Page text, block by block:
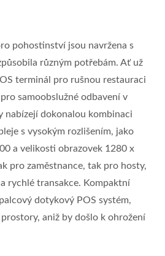
pohostinství jsou navržena s
různým potřebám. Ať už
terminál pro rušnou restauraci
samoobslužné odbavení v
nabízejí dokonalou kombinaci
s vysokým rozlišením, jako
a velikosti obrazovek 1280 x
pro zaměstnance, tak pro hosty,
rychlé transakce. Kompaktní
dotykový POS systém,
aniž by došlo k ohrožení